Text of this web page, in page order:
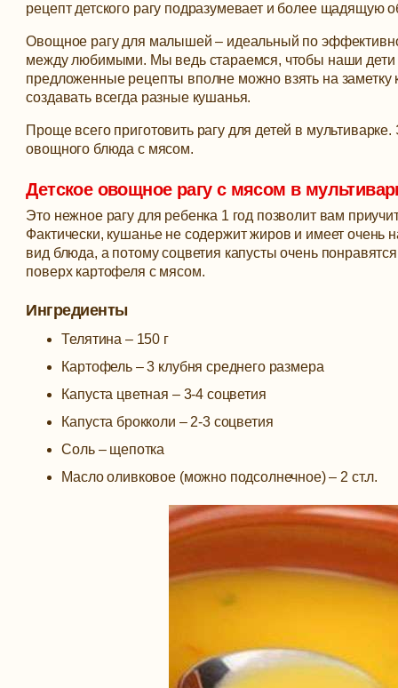
рецепт детского рагу подразумевает и более щадящую
Овощное рагу для малышей – идеальный по
между любимыми. Мы ведь стараемся, чтобы наши дети
предложенные рецепты вполне можно взять на
создавать всегда разные кушанья.
Проще всего приготовить рагу для детей в
овощного блюда с мясом.
Детское овощное рагу с мясом в
Это нежное рагу для ребенка 1 год позволит вам
Фактически, кушанье не содержит жиров и имеет очень
вид блюда, а потому соцветия капусты очень
поверх картофеля с мясом.
Ингредиенты
Телятина – 150 г
Картофель – 3 клубня среднего размера
Капуста цветная – 3-4 соцветия
Капуста брокколи – 2-3 соцветия
Соль – щепотка
Масло оливковое (можно подсолнечное) – 2 ст.л.